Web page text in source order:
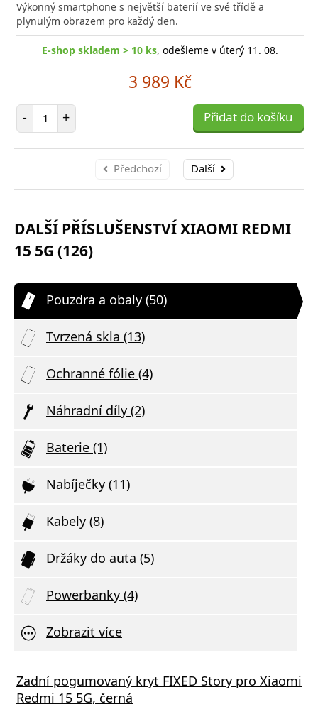
Výkonný smartphone s největší baterií ve své třídě a
plynulým obrazem pro každý den.
E-shop skladem > 10 ks, odešleme v úterý 11. 08.
3 989 Kč
- Počet položek
+ Přidat do košíku
Předchozí Další
DALŠÍ PŘÍSLUŠENSTVÍ XIAOMI REDMI
15 5G (126)
Pouzdra a obaly (50)
Tvrzená skla (13)
Ochranné fólie (4)
Náhradní díly (2)
Baterie (1)
Nabíječky (11)
Kabely (8)
Držáky do auta (5)
Powerbanky (4)
Zobrazit více
Zadní pogumovaný kryt FIXED Story pro Xiaomi
Redmi 15 5G, černá